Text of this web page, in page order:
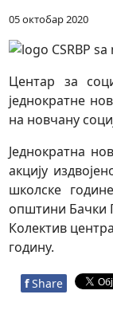
05 октобар 2020
Центар за
једнократне
на новчану
Једнократна
акцију
школске
општини Бачки
Колектив
годину.
f Share